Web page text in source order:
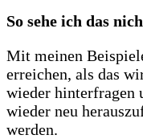
So sehe ich das
Mit meinen
erreichen, als das
wieder hinterfragen
wieder neu
werden.